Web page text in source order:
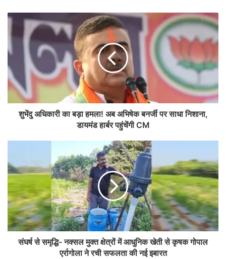
शुभेंदु अधिकारी का बड़ा हमला! अब अभिषेक बनर्जी पर साधा निशाना,
डायमंड हार्बर पहुंचेंगी CM
संघर्ष से समृद्धि- नक्सल मुक्त क्षेत्रों में आधुनिक खेती से कृषक गोपाल
एर्रागोला ने रची सफलता की नई इबारत